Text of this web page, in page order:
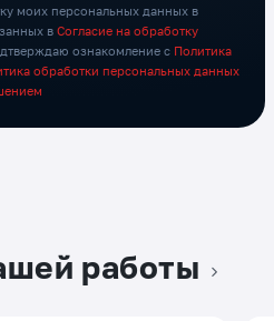
моих персональных данных в
в Согласие на обработку
ознакомление с Политика
обработки персональных данных
работы